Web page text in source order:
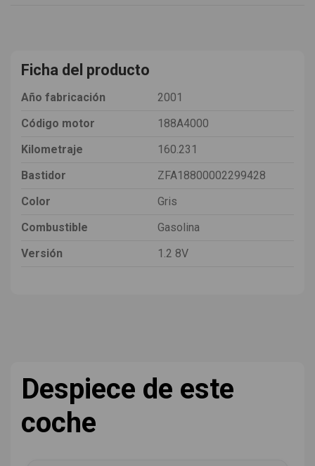
Ficha del producto
Año fabricación
2001
Código motor
188A4000
Kilometraje
160.231
Bastidor
ZFA18800002299428
Color
Gris
Combustible
Gasolina
Versión
1.2 8V
Despiece de este
coche